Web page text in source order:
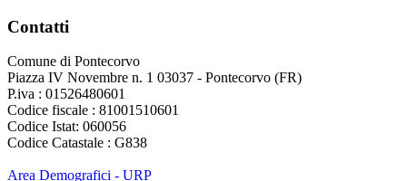
Contatti
Comune di Pontecorvo
Piazza IV Novembre n. 1 03037 - Pontecorvo (FR)
P.iva : 01526480601
Codice fiscale : 81001510601
Codice Istat: 060056
Codice Catastale : G838
Area Demografici - URP